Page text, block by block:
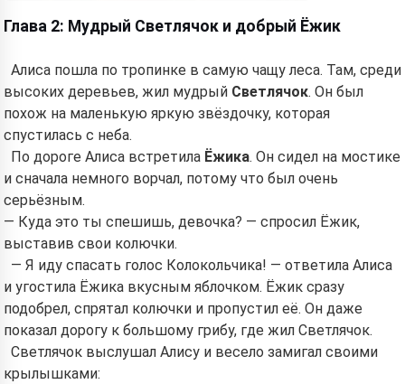
Глава 2: Мудрый Светлячок и добрый Ёжик
Алиса пошла по тропинке в самую чащу леса. Там, среди
высоких деревьев, жил мудрый Светлячок. Он был
похож на маленькую яркую звёздочку, которая
спустилась с неба.
По дороге Алиса встретила Ёжика. Он сидел на мостике
и сначала немного ворчал, потому что был очень
серьёзным.
— Куда это ты спешишь, девочка? — спросил Ёжик,
выставив свои колючки.
— Я иду спасать голос Колокольчика! — ответила Алиса
и угостила Ёжика вкусным яблочком. Ёжик сразу
подобрел, спрятал колючки и пропустил её. Он даже
показал дорогу к большому грибу, где жил Светлячок.
Светлячок выслушал Алису и весело замигал своими
крылышками: